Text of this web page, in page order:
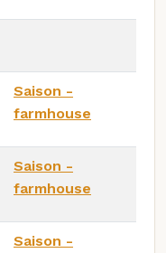
Saison -
farmhouse
Saison -
farmhouse
Saison -